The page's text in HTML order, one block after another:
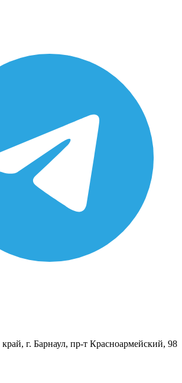
г. Барнаул, пр-т Красноармейский, 98